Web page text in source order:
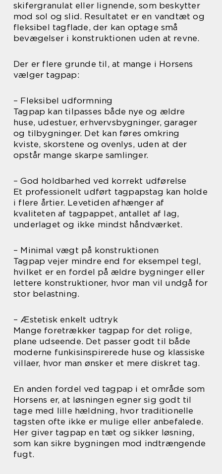
skifergranulat eller lignende, som beskytter
mod sol og slid. Resultatet er en vandtæt og
fleksibel tagflade, der kan optage små
bevægelser i konstruktionen uden at revne.
Der er flere grunde til, at mange i Horsens
vælger tagpap:
– Fleksibel udformning
Tagpap kan tilpasses både nye og ældre
huse, udestuer, erhvervsbygninger, garager
og tilbygninger. Det kan føres omkring
kviste, skorstene og ovenlys, uden at der
opstår mange skarpe samlinger.
– God holdbarhed ved korrekt udførelse
Et professionelt udført tagpapstag kan holde
i flere årtier. Levetiden afhænger af
kvaliteten af tagpappet, antallet af lag,
underlaget og ikke mindst håndværket.
– Minimal vægt på konstruktionen
Tagpap vejer mindre end for eksempel tegl,
hvilket er en fordel på ældre bygninger eller
lettere konstruktioner, hvor man vil undgå for
stor belastning.
– Æstetisk enkelt udtryk
Mange foretrækker tagpap for det rolige,
plane udseende. Det passer godt til både
moderne funkisinspirerede huse og klassiske
villaer, hvor man ønsker et mere diskret tag.
En anden fordel ved tagpap i et område som
Horsens er, at løsningen egner sig godt til
tage med lille hældning, hvor traditionelle
tagsten ofte ikke er mulige eller anbefalede.
Her giver tagpap en tæt og sikker løsning,
som kan sikre bygningen mod indtrængende
fugt.